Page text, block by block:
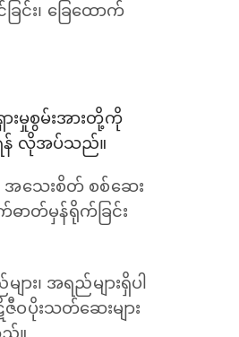
ြင်း၊ ခြေထောက်
းမှုစွမ်းအားတို့ကို
န် လိုအပ်သည်။
အသေးစိတ် စစ်ဆေး
ဓာတ်မှန်ရိုက်ခြင်း
း၊ အရည်များရှိပါ
ဝပိုးသတ်ဆေးများ
။